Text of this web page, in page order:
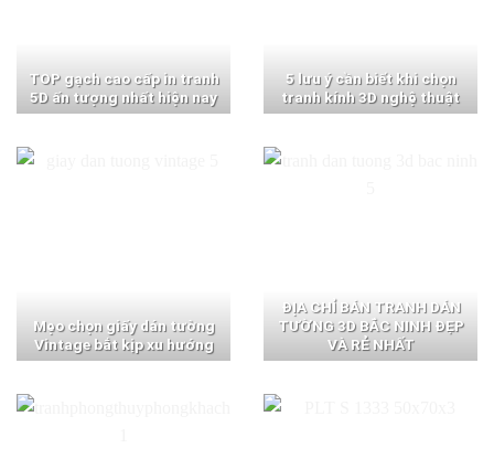
TOP gạch cao cấp in tranh
5D ấn tượng nhất hiện nay
5 lưu ý cần biết khi chọn
tranh kính 3D nghệ thuật
Mẹo chọn giấy dán tường
Vintage bắt kịp xu hướng
ĐỊA CHỈ BÁN TRANH DÁN
TƯỜNG 3D BẮC NINH ĐẸP
VÀ RẺ NHẤT